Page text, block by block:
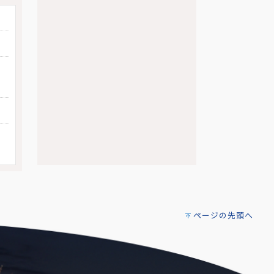
ページの先頭へ